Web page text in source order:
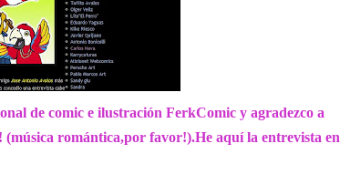
de comic e ilustración FerkComic y agradezco a
romántica,por favor!).He aquí la entrevista en